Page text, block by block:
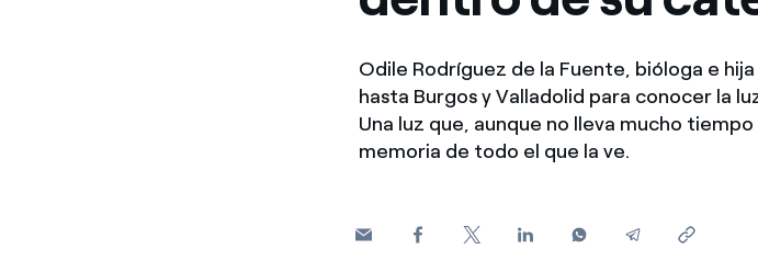
Ofertas para autónomos y
¿Gestionas varias
Odile Rodríguez de la Fuente, bióloga e
hasta Burgos y Valladolid para conocer la
Una luz que, aunque no lleva mucho
memoria de todo el que la ve.